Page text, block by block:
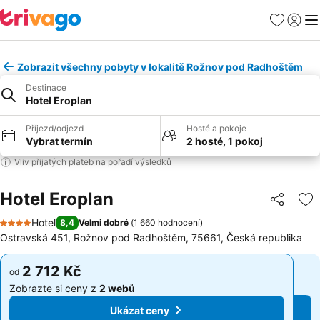
Oblíbené
Zobrazit všechny pobyty v lokalitě Rožnov pod Radhoštěm
Destinace
Hotel Eroplan
Příjezd/odjezd
Vybrat termín
Hosté a pokoje
2 hosté, 1 pokoj
Vliv přijatých plateb na pořadí výsledků
Hotel Eroplan Sdílet
4 Počet hvězdiček
Hotel 8,4 Velmi dobré (1 660 hodnocení)
Ostravská 451, Rožnov pod Radhoštěm, 75661, Česká republika
od 2 712 Kč
Zobrazte si ceny z 2 webů
Ukázat ceny
od 2 712 Kč
Zobrazte si ceny z 2 webů
Ukázat ceny